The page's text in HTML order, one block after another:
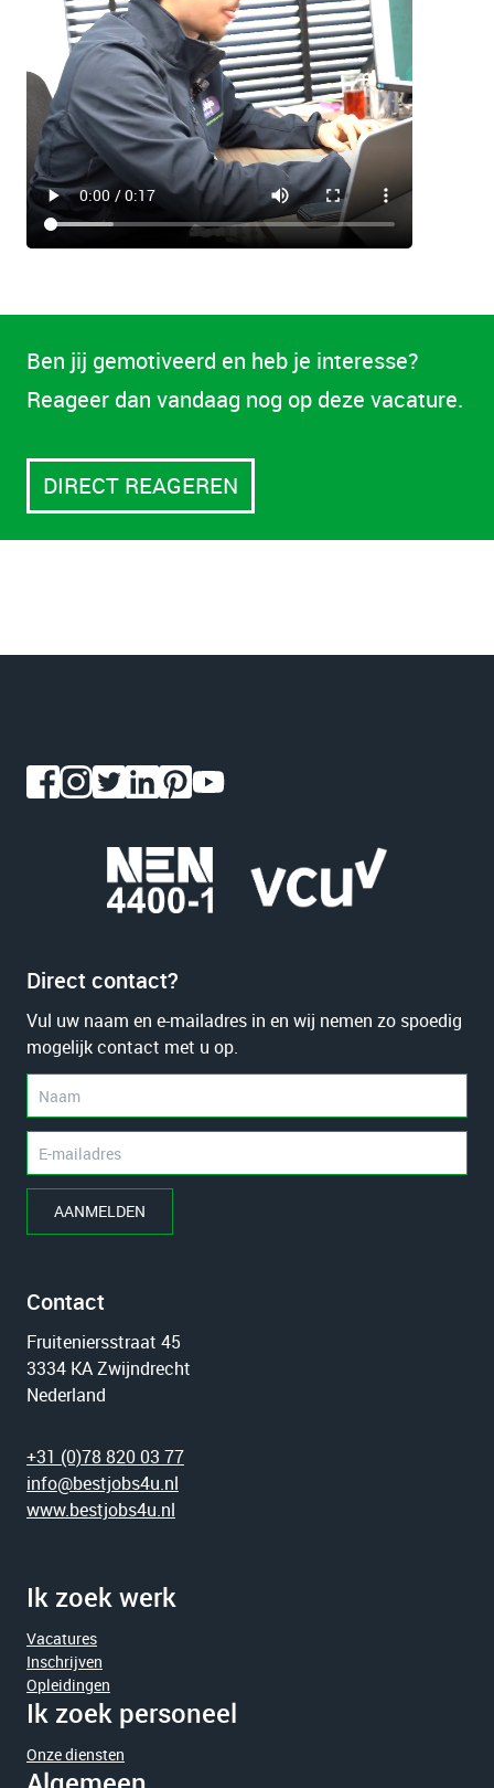
Ben jij gemotiveerd en heb je interesse?
Reageer dan vandaag nog op deze vacature.
DIRECT REAGEREN
Direct contact?
Vul uw naam en e-mailadres in en wij nemen zo spoedig
mogelijk contact met u op.
AANMELDEN
Contact
Fruiteniersstraat 45
3334 KA Zwijndrecht
Nederland
+31 (0)78 820 03 77
info@bestjobs4u.nl
www.bestjobs4u.nl
Ik zoek werk
Vacatures
Inschrijven
Opleidingen
Ik zoek personeel
Onze diensten